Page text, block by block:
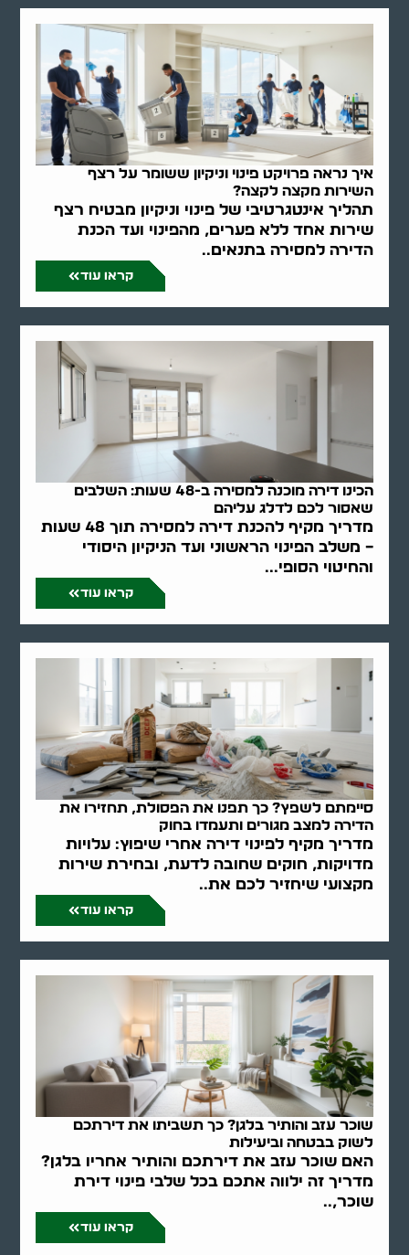
איך נראה פרויקט פינוי וניקיון ששומר על רצף
השירות מקצה לקצה?
תהליך אינטגרטיבי של פינוי וניקיון מבטיח רצף
שירות אחד ללא פערים, מהפינוי ועד הכנת
הדירה למסירה בתנאים..
קראו עוד
הכינו דירה מוכנה למסירה ב-48 שעות: השלבים
שאסור לכם לדלג עליהם
מדריך מקיף להכנת דירה למסירה תוך 48 שעות
– משלב הפינוי הראשוני ועד הניקיון היסודי
והחיטוי הסופי...
קראו עוד
סיימתם לשפץ? כך תפנו את הפסולת, תחזירו את
הדירה למצב מגורים ותעמדו בחוק
מדריך מקיף לפינוי דירה אחרי שיפוץ: עלויות
מדויקות, חוקים שחובה לדעת, ובחירת שירות
מקצועי שיחזיר לכם את..
קראו עוד
שוכר עזב והותיר בלגן? כך תשביתו את דירתכם
לשוק בבטחה וביעילות
האם שוכר עזב את דירתכם והותיר אחריו בלגן?
מדריך זה ילווה אתכם בכל שלבי פינוי דירת
שוכר,..
קראו עוד